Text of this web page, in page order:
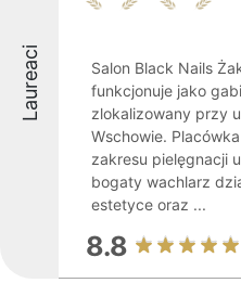
Laureaci
Salon Black Nails
funkcjonuje jako
zlokalizowany przy
Wschowie.
zakresu pielęgnacji
bogaty wachlarz
estetyce oraz ...
8.8